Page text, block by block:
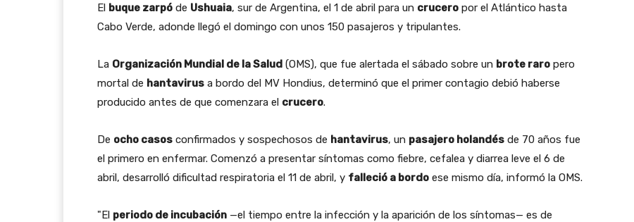
El buque zarpó de Ushuaia, sur de Argentina, el 1 de abril para un crucero por el Atlántico hasta
Cabo Verde, adonde llegó el domingo con unos 150 pasajeros y tripulantes.
La Organización Mundial de la Salud (OMS), que fue alertada el sábado sobre un brote raro pero
mortal de hantavirus a bordo del MV Hondius, determinó que el primer contagio debió haberse
producido antes de que comenzara el crucero.
De ocho casos confirmados y sospechosos de hantavirus, un pasajero holandés de 70 años fue
el primero en enfermar. Comenzó a presentar síntomas como fiebre, cefalea y diarrea leve el 6 de
abril, desarrolló dificultad respiratoria el 11 de abril, y falleció a bordo ese mismo día, informó la OMS.
"El periodo de incubación —el tiempo entre la infección y la aparición de los síntomas— es de